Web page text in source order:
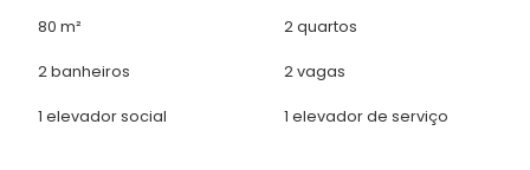
80 m² 2 quartos
2 banheiros 2 vagas
1 elevador social 1 elevador de serviço